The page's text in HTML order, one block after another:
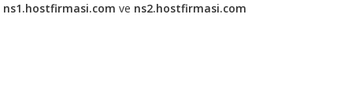
ns1.hostfirmasi.com ve ns2.hostfirmasi.com